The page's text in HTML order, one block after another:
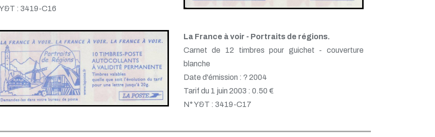
Y&T : 3419-C16
La France à voir - Portraits de régions.
Carnet de 12 timbres pour guichet - couverture
blanche
Date d'émission : ? 2004
Tarif du 1 juin 2003 : 0.50 €
N° Y&T : 3419-C17